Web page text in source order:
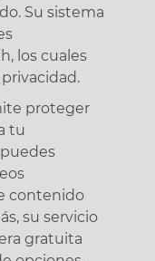
Su sistema
los cuales
proteger
tu
contenido
su servicio
gratuita